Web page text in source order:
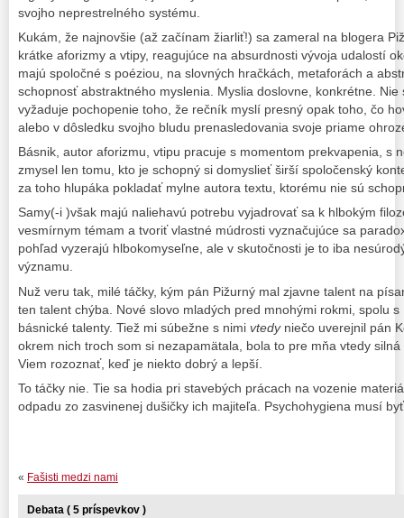
svojho neprestrelného systému.
Kukám, že najnovšie (až začínam žiarliť!) sa zameral na blogera
krátke aforizmy a vtipy, reagujúce na absurdnosti vývoja udalostí
majú spoločné s poéziou, na slovných hračkách, metaforách a
schopnosť abstraktného myslenia. Myslia doslovne, konkrétne.
vyžaduje pochopenie toho, že rečník myslí presný opak toho, čo
alebo v dôsledku svojho bludu prenasledovania svoje priame
Básnik, autor aforizmu, vtipu pracuje s momentom prekvapenia, s
zmysel len tomu, kto je schopný si domyslieť širší spoločenský
za toho hlupáka pokladať mylne autora textu, ktorému nie sú
Samy(-i )však majú naliehavú potrebu vyjadrovať sa k hlbokým
vesmírnym témam a tvoriť vlastné múdrosti vyznačujúce sa
pohľad vyzerajú hlbokomyseľne, ale v skutočnosti je to iba
významu.
Nuž veru tak, milé táčky, kým pán Pižurný mal zjavne talent na
ten talent chýba. Nové slovo mladých pred mnohými rokmi, spolu s
básnické talenty. Tiež mi súbežne s nimi vtedyniečo uverejnil pán
okrem nich troch som si nezapamätala, bola to pre mňa vtedy
Viem rozoznať, keď je niekto dobrý a lepší.
To táčky nie. Tie sa hodia pri stavebých prácach na vozenie
odpadu zo zasvinenej dušičky ich majiteľa. Psychohygiena musí
« Fašisti medzi nami
Debata ( 5 príspevkov )